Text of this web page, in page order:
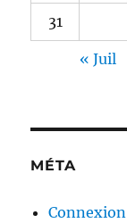
31
« Juil
MÉTA
Connexion